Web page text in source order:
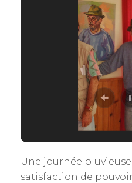
Une journée
satisfaction de